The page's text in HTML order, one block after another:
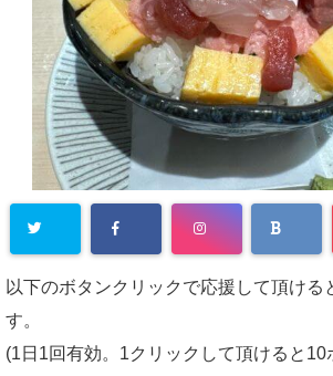
以下のボタンクリックで応援して頂ける
す。
(1日1回有効。1クリックして頂けると10